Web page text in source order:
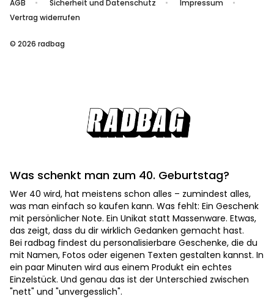
AGB Sicherheit und Datenschutz
Impressum
Vertrag widerrufen
© 2026 radbag
Was schenkt man zum 40. Geburtstag?
Wer 40 wird, hat meistens schon alles – zumindest alles,
was man einfach so kaufen kann. Was fehlt: Ein Geschenk
mit persönlicher Note. Ein Unikat statt Massenware. Etwas,
das zeigt, dass du dir wirklich Gedanken gemacht hast.
Bei radbag findest du personalisierbare Geschenke, die du
mit Namen, Fotos oder eigenen Texten gestalten kannst. In
ein paar Minuten wird aus einem Produkt ein echtes
Einzelstück. Und genau das ist der Unterschied zwischen
"nett" und "unvergesslich".